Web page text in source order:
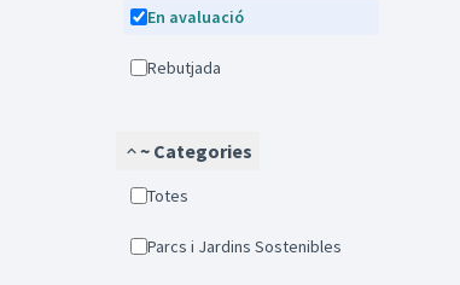
En avaluació
Rebutjada
~ Categories
Totes
Parcs i Jardins Sostenibles